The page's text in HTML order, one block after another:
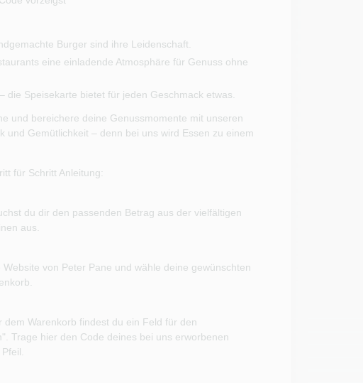
Burger sind ihre Leidenschaft.
eine einladende Atmosphäre für Genuss ohne
die Speisekarte bietet für jeden Geschmack etwas.
und bereichere deine Genussmomente mit unseren
und Gemütlichkeit – denn bei uns wird Essen zu einem
für Schritt Anleitung:
du dir den passenden Betrag aus der vielfältigen
aus.
Website von Peter Pane und wähle deine gewünschten
dem Warenkorb findest du ein Feld für den
Trage hier den Code deines bei uns erworbenen